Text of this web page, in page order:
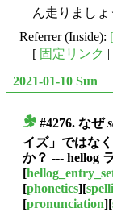
ん走りましょ
Referrer (Inside):
[ 固定リンク |
2021-01-10 Sun
#4276. なぜ
イズ」ではな
か？ --- hellog
[
[phonetics][
[pronunciation][